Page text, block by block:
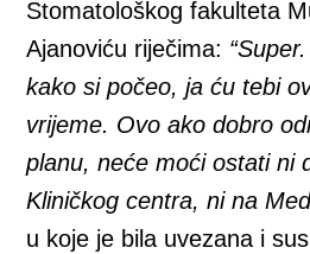
Stomatološkog fakulteta
Ajanoviću riječima:
kako si počeo, ja ću tebi
vrijeme. Ovo ako dobro
planu, neće moći ostati ni
Kliničkog centra, ni na
u koje je bila uvezana i